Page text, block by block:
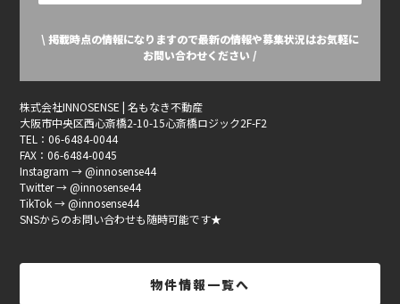
\ 掲載時点の情報になりますので最新の情報や募集状況はお気軽に
お問い合わせください /
株式会社INNOSENSE | 名もなき不動産
大阪市中央区西心斎橋2-10-15心斎橋ロジック2F-F2
TEL：06-6484-0044
FAX：06-6484-0045
Instagram → @innosense44
Twitter → @innosense44
TikTok → @innosense44
SNSからのお問い合わせも随時可能です★
物件情報一覧へ